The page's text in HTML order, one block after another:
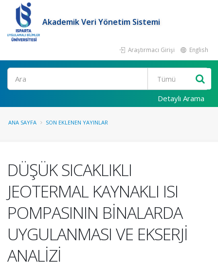
Akademik Veri Yönetim Sistemi
Araştırmacı Girişi English
Ara
Detaylı Arama
ANA SAYFA SON EKLENEN YAYINLAR
DÜŞÜK SICAKLIKLI
JEOTERMAL KAYNAKLI ISI
POMPASININ BİNALARDA
UYGULANMASI VE EKSERJİ
ANALİZİ